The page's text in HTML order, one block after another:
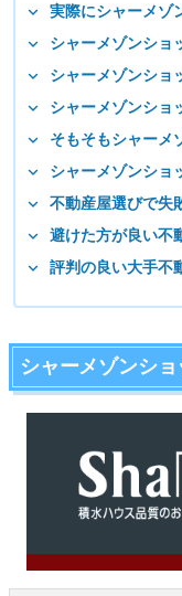
実際にシャーメゾ
シャーメゾンショ
シャーメゾンショ
シャーメゾンショ
そもそもシャーメ
シャーメゾンショ
不動産屋選びで失
避けた方が良い不
評判の良い大手不
シャーメゾンシ